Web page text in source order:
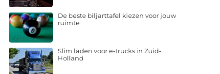
De beste biljarttafel kiezen voor jouw
ruimte
Slim laden voor e-trucks in Zuid-
Holland